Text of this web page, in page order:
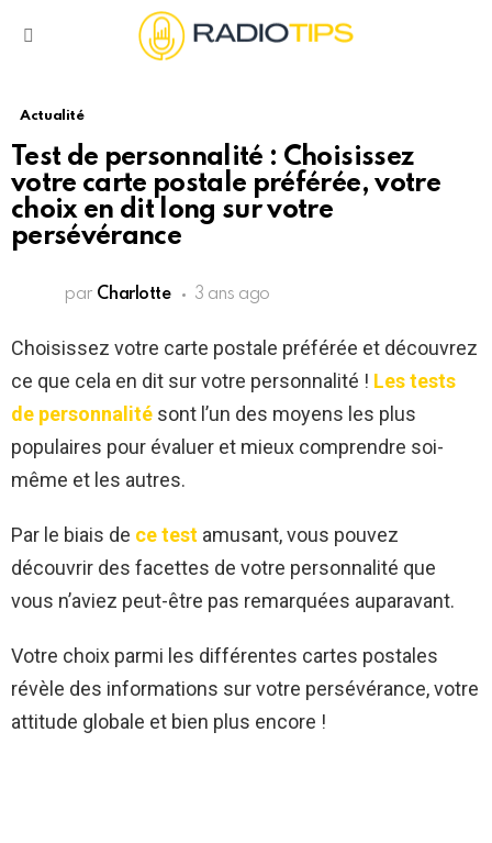
Actualité
Test de personnalité : Choisissez
votre carte postale préférée, votre
choix en dit long sur votre
persévérance
par Charlotte 3 ans ago
Choisissez votre carte postale préférée et découvrez
ce que cela en dit sur votre personnalité ! Les tests
de personnalité sont l’un des moyens les plus
populaires pour évaluer et mieux comprendre soi-
même et les autres.
Par le biais de ce test amusant, vous pouvez
découvrir des facettes de votre personnalité que
vous n’aviez peut-être pas remarquées auparavant.
Votre choix parmi les différentes cartes postales
révèle des informations sur votre persévérance, votre
attitude globale et bien plus encore !